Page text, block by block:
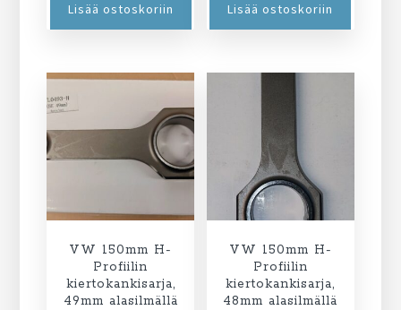
Lisää ostoskoriin Lisää ostoskoriin
VW 150mm H-
Profiilin
kiertokankisarja,
49mm alasilmällä
VW 150mm H-
Profiilin
kiertokankisarja,
48mm alasilmällä